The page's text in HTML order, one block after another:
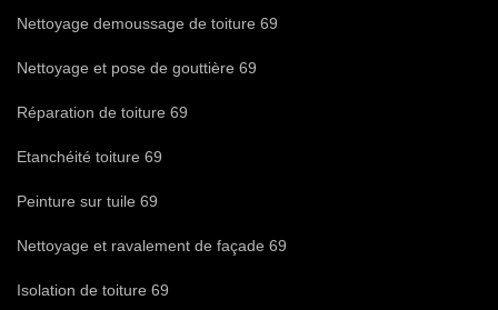
Nettoyage demoussage de toiture 69
Nettoyage et pose de gouttière 69
Réparation de toiture 69
Etanchéité toiture 69
Peinture sur tuile 69
Nettoyage et ravalement de façade 69
Isolation de toiture 69